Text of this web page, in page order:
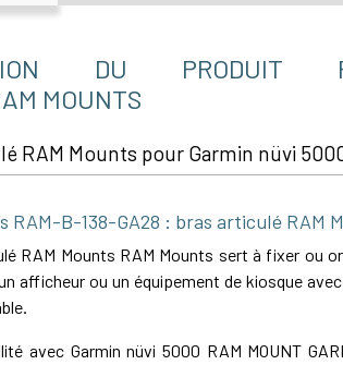
DU PRODUIT
MOUNTS
RAM Mounts pour Garmin nüvi
RAM-B-138-GA28 : bras articulé RAM
RAM Mounts RAM Mounts sert à fixer ou
afficheur ou un équipement de kiosque
avec Garmin nüvi 5000 RAM MOUNT